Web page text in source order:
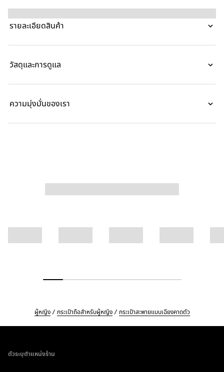
ลง ซึ่งรูปทรงกะทัดรัดเหมาะสำหรับเก็บของจำเป็น รังสรรค์ด้วยผ้า
เดนิม GG และมาพร้อมโลโก้แผ่นโลหะและสายเสริม
รายละเอียดสินค้า
วัสดุและการดูแล
ความมุ่งมั่นของเรา
ผู้หญิง กระเป๋าถือสำหรับผู้หญิง กระเป๋าสะพายแบบเฉียงคาดตัว
ตัวระบุตำแหน่งร้าน